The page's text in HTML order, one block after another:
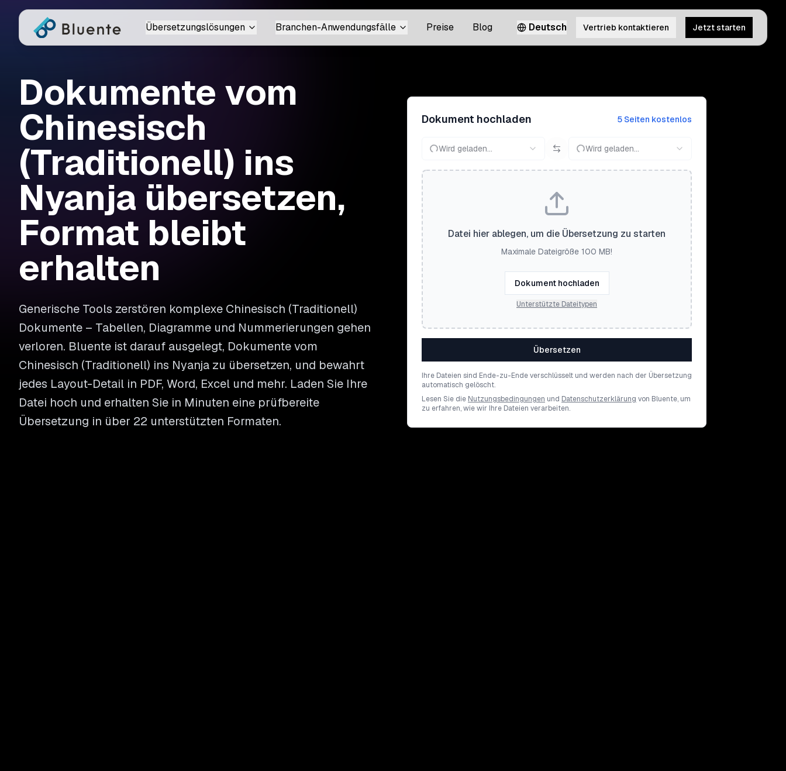
Übersetzungslösungen Branchen-Anwendungsfälle Preise Blog Deutsch Vertrieb kontaktieren Jetzt starten
Dokumente vom
Chinesisch
(Traditionell) ins
Nyanja übersetzen,
Format bleibt
erhalten
Generische Tools zerstören komplexe Chinesisch (Traditionell)
Dokumente – Tabellen, Diagramme und Nummerierungen gehen
verloren. Bluente ist darauf ausgelegt, Dokumente vom
Chinesisch (Traditionell) ins Nyanja zu übersetzen, und bewahrt
jedes Layout-Detail in PDF, Word, Excel und mehr. Laden Sie Ihre
Datei hoch und erhalten Sie in Minuten eine prüfbereite
Übersetzung in über 22 unterstützten Formaten.
Dokument hochladen 5 Seiten kostenlos
Wird geladen... Wird geladen...
Datei hier ablegen, um die Übersetzung zu starten
Maximale Dateigröße 100 MB!
Dokument hochladen
Unterstützte Dateitypen
Übersetzen
Ihre Dateien sind Ende-zu-Ende verschlüsselt und werden nach der Übersetzung
automatisch gelöscht.
Lesen Sie die Nutzungsbedingungen und Datenschutzerklärung von Bluente, um
zu erfahren, wie wir Ihre Dateien verarbeiten.